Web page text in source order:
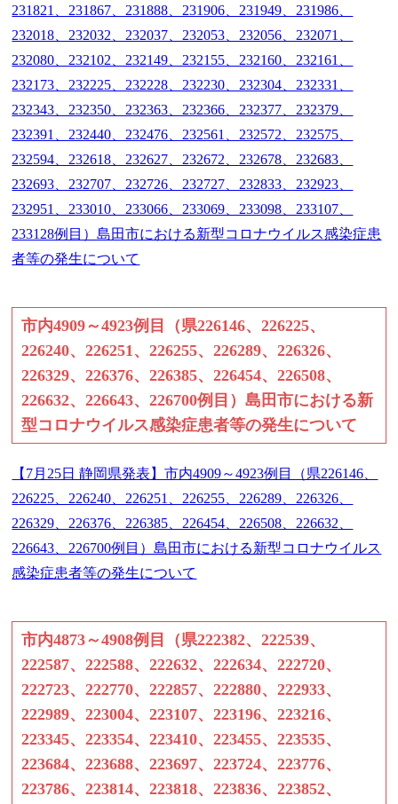
231821、231867、231888、231906、231949、231986、
232018、232032、232037、232053、232056、232071、
232080、232102、232149、232155、232160、232161、
232173、232225、232228、232230、232304、232331、
232343、232350、232363、232366、232377、232379、
232391、232440、232476、232561、232572、232575、
232594、232618、232627、232672、232678、232683、
232693、232707、232726、232727、232833、232923、
232951、233010、233066、233069、233098、233107、
233128例目）島田市における新型コロナウイルス感染症患
者等の発生について
市内4909～4923例目（県226146、226225、
226240、226251、226255、226289、226326、
226329、226376、226385、226454、226508、
226632、226643、226700例目）島田市における新
型コロナウイルス感染症患者等の発生について
【7月25日 静岡県発表】市内4909～4923例目（県226146、
226225、226240、226251、226255、226289、226326、
226329、226376、226385、226454、226508、226632、
226643、226700例目）島田市における新型コロナウイルス
感染症患者等の発生について
市内4873～4908例目（県222382、222539、
222587、222588、222632、222634、222720、
222723、222770、222857、222880、222933、
222989、223004、223107、223196、223216、
223345、223354、223410、223455、223535、
223684、223688、223697、223724、223776、
223786、223814、223818、223836、223852、